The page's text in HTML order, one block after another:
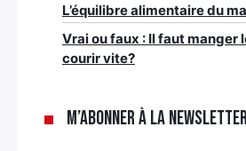
L’équilibre alimentaire du
Vrai ou faux : Il faut manger
courir vite?
M’abonner à la